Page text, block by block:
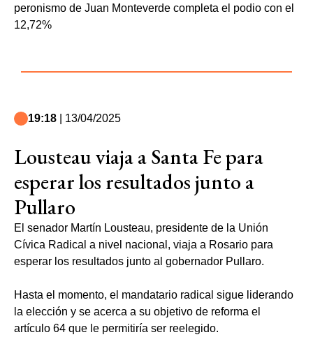
peronismo de Juan Monteverde completa el podio con el
12,72%
19:18 | 13/04/2025
Lousteau viaja a Santa Fe para
esperar los resultados junto a
Pullaro
El senador Martín Lousteau, presidente de la Unión
Cívica Radical a nivel nacional, viaja a Rosario para
esperar los resultados junto al gobernador Pullaro.
Hasta el momento, el mandatario radical sigue liderando
la elección y se acerca a su objetivo de reforma el
artículo 64 que le permitiría ser reelegido.